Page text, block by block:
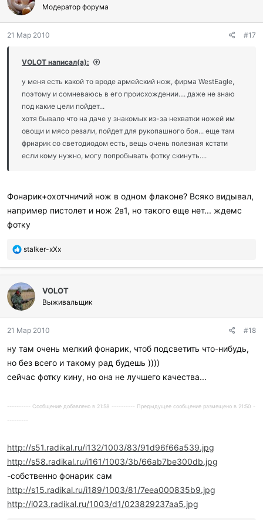
г
о
а
и
и
:
Модератор форума
21 Мар 2010 #17
VOLOT написал(а):
у меня есть какой то вроде армейский нож, фирма WestEagle,
поэтому и сомневаюсь в его происхождении.... даже не знаю
под какие цели пойдет...
хотя бывало что на даче у знакомых из-за нехватки ножей им
овощи и мясо резали, пойдет для рукопашного боя... еще там
фрнарик со светодиодом есть, вещь очень полезная кстати
если кому нужно, могу попробывать фотку скинуть....
Фонарик+охотчничий нож в одном флаконе? Всяко видывал,
например пистолет и нож 2в1, но такого еще нет... ждемс
фотку
П
б
л
а
г
о
а
и
л
и
stalker-xXx
VOLOT
Выживальщик
21 Мар 2010 #18
ну там очень мелкий фонарик, чтоб подсветить что-нибудь,
но без всего и такому рад будешь ))))
сейчас фотку кину, но она не лучшего качества...
---------- Сообщение добавлено в 21:58 ---------- Предыдущее сообщение размещено в 21:50 -
---------
http://s51.radikal.ru/i132/1003/83/91d96f66a539.jpg
http://s58.radikal.ru/i161/1003/3b/66ab7be300db.jpg
-собственно фонарик сам
http://s15.radikal.ru/i189/1003/81/7eea000835b9.jpg
http://i023.radikal.ru/1003/d1/023829237aa5.jpg